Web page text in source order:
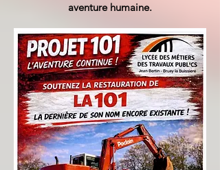
aventure humaine.